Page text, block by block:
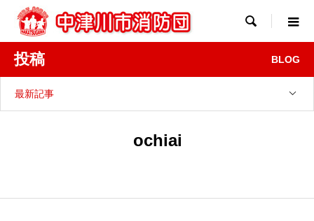

投稿 BLOG
最新記事
ochiai